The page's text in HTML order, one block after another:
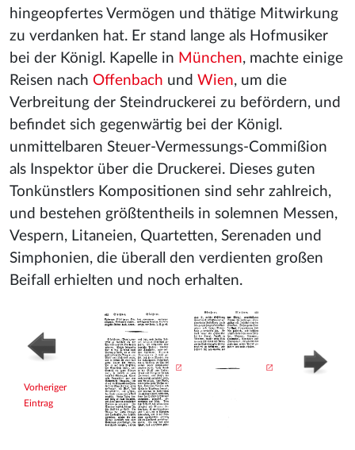
hingeopfertes Vermögen und thätige Mitwirkung
zu verdanken hat. Er stand lange als Hofmusiker
bei der Königl. Kapelle in München, machte einige
Reisen nach Offenbach und Wien, um die
Verbreitung der Steindruckerei zu befördern, und
befindet sich gegenwärtig bei der Königl.
unmittelbaren Steuer-Vermessungs-Commißion
als Inspektor über die Druckerei. Dieses guten
Tonkünstlers Kompositionen sind sehr zahlreich,
und bestehen größtentheils in solemnen Messen,
Vespern, Litaneien, Quartetten, Serenaden und
Simphonien, die überall den verdienten großen
Beifall erhielten und noch erhalten.
Vorheriger
Eintrag